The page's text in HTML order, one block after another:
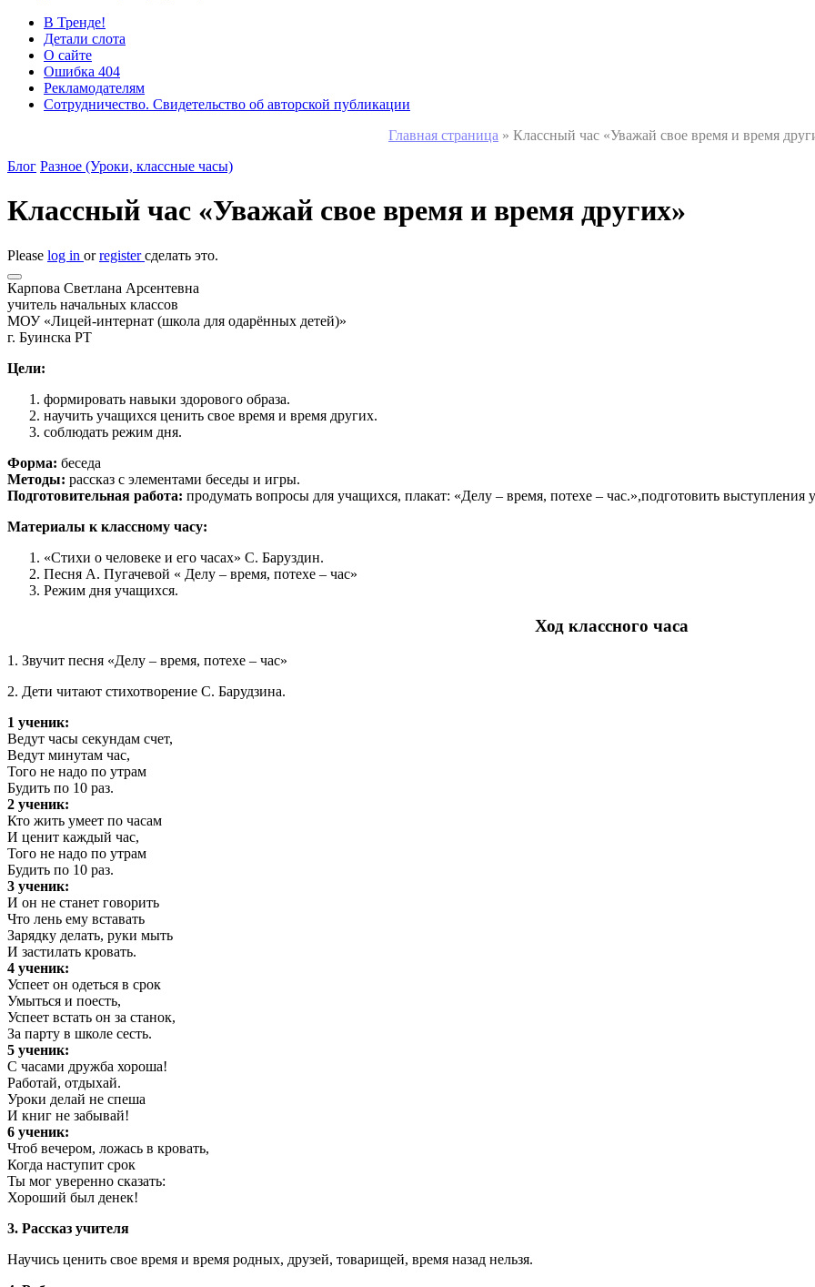
В Тренде!
Детали слота
О сайте
Ошибка 404
Рекламодателям
Сотрудничество. Свидетельство об авторской публикации
Главная страница » Классный час «Уважай свое время и время
Блог Разное (Уроки, классные часы)
Классный час «Уважай свое время и время других»
Please log in orregisterсделать это.
Карпова Светлана Арсентевна
учитель начальных классов
МОУ «Лицей-интернат (школа для одарённых детей)»
г. Буинска РТ
Цели:
формировать навыки здорового образа.
научить учащихся ценить свое время и время других.
соблюдать режим дня.
Форма: беседа
Методы: рассказ с элементами беседы и игры.
Подготовительная работа: продумать вопросы для учащихся, плакат: «Делу – время, потехе – час.»,подготовить
Материалы к классному часу:
«Стихи о человеке и его часах» С. Баруздин.
Песня А. Пугачевой « Делу – время, потехе – час»
Режим дня учащихся.
Ход классного часа
1. Звучит песня «Делу – время, потехе – час»
2. Дети читают стихотворение С. Барудзина.
1 ученик:
Ведут часы секундам счет,
Ведут минутам час,
Того не надо по утрам
Будить по 10 раз.
2 ученик:
Кто жить умеет по часам
И ценит каждый час,
Того не надо по утрам
Будить по 10 раз.
3 ученик:
И он не станет говорить
Что лень ему вставать
Зарядку делать, руки мыть
И застилать кровать.
4 ученик:
Успеет он одеться в срок
Умыться и поесть,
Успеет встать он за станок,
За парту в школе сесть.
5 ученик:
С часами дружба хороша!
Работай, отдыхай.
Уроки делай не спеша
И книг не забывай!
6 ученик:
Чтоб вечером, ложась в кровать,
Когда наступит срок
Ты мог уверенно сказать:
Хороший был денек!
3. Рассказ учителя
Научись ценить свое время и время родных, друзей, товарищей, время назад нельзя.